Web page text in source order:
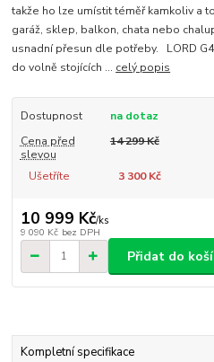
takže ho lze umístit téměř kamkoliv a
garáž, sklep, balkon, chata nebo
usnadní přesun dle potřeby. LORD
do volně stojících ... celý popis
Dostupnost
na dotaz
Cena před
slevou
14 299 Kč
Ušetříte 3 300 Kč
10 999 Kč/ks
9 090 Kč bez DPH
Přidat do
Kompletní specifikace